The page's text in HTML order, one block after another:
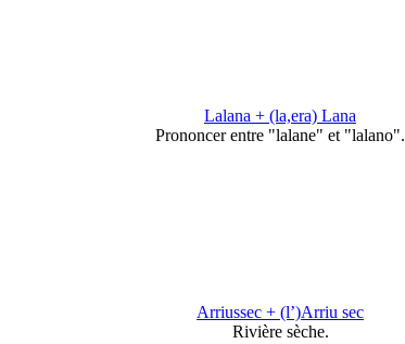
Lalana + (la,era) Lana
Prononcer entre "lalane" et "lalano".
Arriussec + (l’)Arriu sec
Rivière sèche.